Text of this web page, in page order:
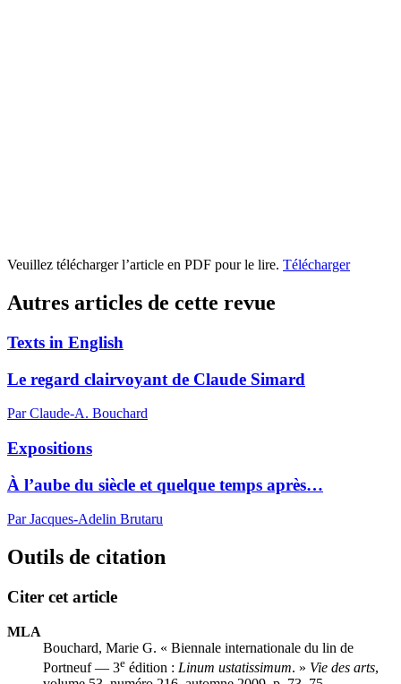
Veuillez télécharger l’article en PDF pour le lire. Télécharger
Autres articles de cette revue
Texts in English
Le regard clairvoyant de Claude Simard
Par Claude-A. Bouchard
Expositions
À l’aube du siècle et quelque temps après…
Par Jacques-Adelin Brutaru
Outils de citation
Citer cet article
MLA
Bouchard, Marie G. « Biennale internationale du lin de
Portneuf — 3e édition : Linum ustatissimum. » Vie des arts,